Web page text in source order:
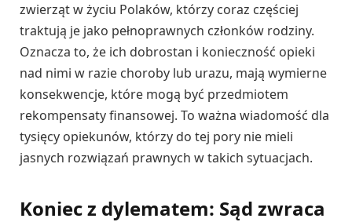
zwierząt w życiu Polaków, którzy coraz częściej
traktują je jako pełnoprawnych członków rodziny.
Oznacza to, że ich dobrostan i konieczność opieki
nad nimi w razie choroby lub urazu, mają wymierne
konsekwencje, które mogą być przedmiotem
rekompensaty finansowej. To ważna wiadomość dla
tysięcy opiekunów, którzy do tej pory nie mieli
jasnych rozwiązań prawnych w takich sytuacjach.
Koniec z dylematem: Sąd zwraca